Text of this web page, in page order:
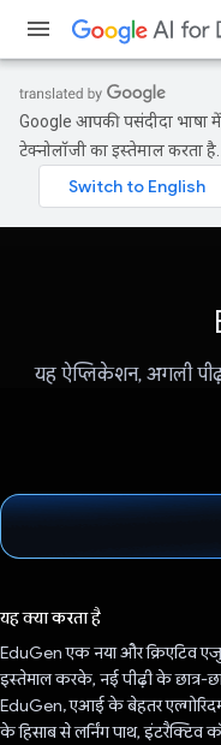
Google आपकी पसंदीदा भाषा
टेक्नोलॉजी का इस्तेमाल करता
यह ऐप्लिकेशन, अगली
यह क्या करता है
EduGen एक नया और क्रिएटिव
इस्तेमाल करके, नई पीढ़ी के छात्र-
EduGen, एआई के बेहतर
के हिसाब से लर्निंग पाथ,